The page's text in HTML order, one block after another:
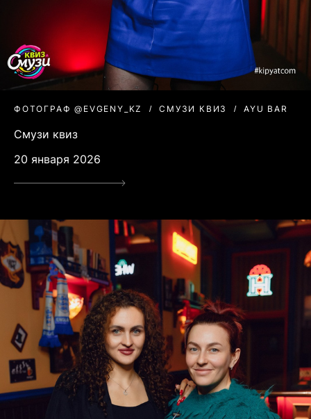
ФОТОГРАФ @EVGENY_KZ СМУЗИ КВИЗ AYU BAR
Смузи квиз
20 января 2026